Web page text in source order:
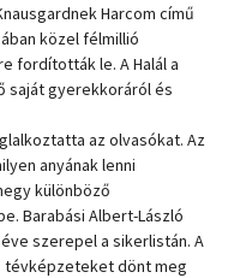
Harcom című
közel félmillió
fordították le. A Halál a
saját gyerekkoráról és
az olvasókat. Az
anyának lenni
különböző
Barabási Albert-László
szerepel a sikerlistán. A
tévképzeteket dönt meg